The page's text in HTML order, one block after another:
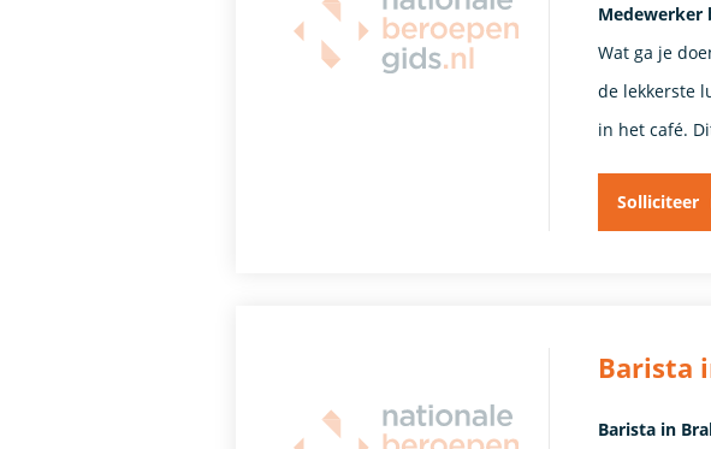
Medewerker
Wat ga je
de lekkerste
in het café.
Solliciteer
Barista
Barista in